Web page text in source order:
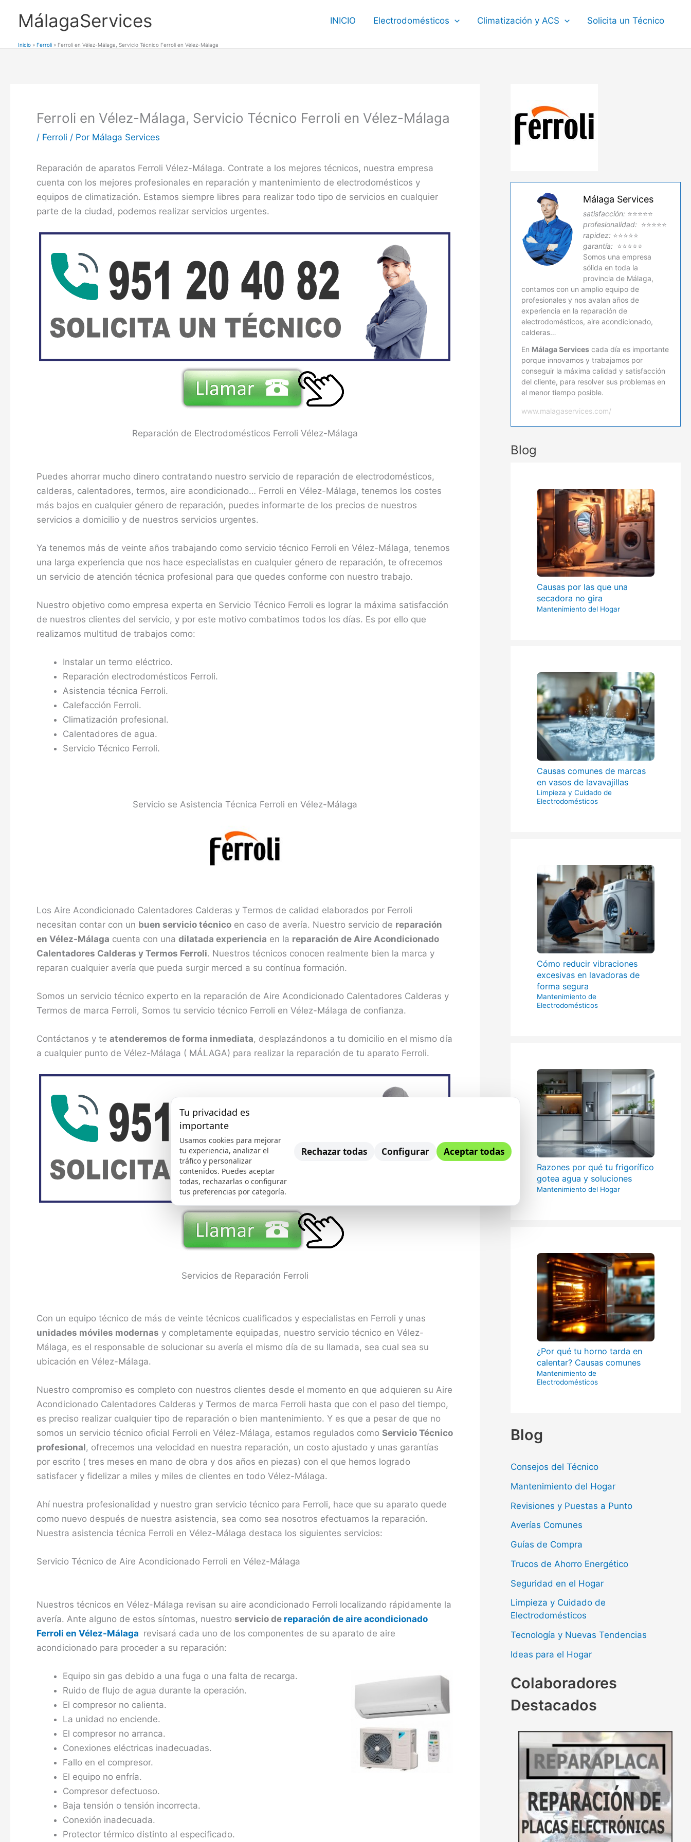
MálagaServices INICIO Electrodomésticos Climatización y ACS Solicita un Técnico
Inicio Ferroli Ferroli en Vélez-Málaga, Servicio Técnico Ferroli en Vélez-Málaga
Ferroli en Vélez-Málaga, Servicio Técnico Ferroli en Vélez-Málaga
/ Ferroli / Por Málaga Services
Reparación de aparatos Ferroli Vélez-Málaga. Contrate a los mejores técnicos, nuestra empresa
cuenta con los mejores profesionales en reparación y mantenimiento de electrodomésticos y
equipos de climatización. Estamos siempre libres para realizar todo tipo de servicios en cualquier
parte de la ciudad, podemos realizar servicios urgentes.
Reparación de Electrodomésticos Ferroli Vélez-Málaga
Puedes ahorrar mucho dinero contratando nuestro servicio de reparación de electrodomésticos,
calderas, calentadores, termos, aire acondicionado… Ferroli en Vélez-Málaga, tenemos los costes
más bajos en cualquier género de reparación, puedes informarte de los precios de nuestros
servicios a domicilio y de nuestros servicios urgentes.
Ya tenemos más de veinte años trabajando como servicio técnico Ferroli en Vélez-Málaga, tenemos
una larga experiencia que nos hace especialistas en cualquier género de reparación, te ofrecemos
un servicio de atención técnica profesional para que quedes conforme con nuestro trabajo.
Nuestro objetivo como empresa experta en Servicio Técnico Ferroli es lograr la máxima satisfacción
de nuestros clientes del servicio, y por este motivo combatimos todos los días. Es por ello que
realizamos multitud de trabajos como:
Instalar un termo eléctrico.
Reparación electrodomésticos Ferroli.
Asistencia técnica Ferroli.
Calefacción Ferroli.
Climatización profesional.
Calentadores de agua.
Servicio Técnico Ferroli.
Servicio se Asistencia Técnica Ferroli en Vélez-Málaga
Los Aire Acondicionado Calentadores Calderas y Termos de calidad elaborados por Ferroli
necesitan contar con un buen servicio técnico en caso de avería. Nuestro servicio de reparación
en Vélez-Málaga cuenta con una dilatada experiencia en la reparación de Aire Acondicionado
Calentadores Calderas y Termos Ferroli. Nuestros técnicos conocen realmente bien la marca y
reparan cualquier avería que pueda surgir merced a su contínua formación.
Somos un servicio técnico experto en la reparación de Aire Acondicionado Calentadores Calderas y
Termos de marca Ferroli, Somos tu servicio técnico Ferroli en Vélez-Málaga de confianza.
Contáctanos y te atenderemos de forma inmediata, desplazándonos a tu domicilio en el mismo día
a cualquier punto de Vélez-Málaga ( MÁLAGA) para realizar la reparación de tu aparato Ferroli.
Servicios de Reparación Ferroli
Con un equipo técnico de más de veinte técnicos cualificados y especialistas en Ferroli y unas
unidades móviles modernas y completamente equipadas, nuestro servicio técnico en Vélez-
Málaga, es el responsable de solucionar su avería el mismo día de su llamada, sea cual sea su
ubicación en Vélez-Málaga.
Nuestro compromiso es completo con nuestros clientes desde el momento en que adquieren su Aire
Acondicionado Calentadores Calderas y Termos de marca Ferroli hasta que con el paso del tiempo,
es preciso realizar cualquier tipo de reparación o bien mantenimiento. Y es que a pesar de que no
somos un servicio técnico oficial Ferroli en Vélez-Málaga, estamos regulados como Servicio Técnico
profesional, ofrecemos una velocidad en nuestra reparación, un costo ajustado y unas garantías
por escrito ( tres meses en mano de obra y dos años en piezas) con el que hemos logrado
satisfacer y fidelizar a miles y miles de clientes en todo Vélez-Málaga.
Ahí nuestra profesionalidad y nuestro gran servicio técnico para Ferroli, hace que su aparato quede
como nuevo después de nuestra asistencia, sea como sea nosotros efectuamos la reparación.
Nuestra asistencia técnica Ferroli en Vélez-Málaga destaca los siguientes servicios:
Servicio Técnico de Aire Acondicionado Ferroli en Vélez-Málaga
Nuestros técnicos en Vélez-Málaga revisan su aire acondicionado Ferroli localizando rápidamente la
avería. Ante alguno de estos síntomas, nuestro servicio de reparación de aire acondicionado
Ferroli en Vélez-Málaga revisará cada uno de los componentes de su aparato de aire
acondicionado para proceder a su reparación:
Equipo sin gas debido a una fuga o una falta de recarga.
Ruido de flujo de agua durante la operación.
El compresor no calienta.
La unidad no enciende.
El compresor no arranca.
Conexiones eléctricas inadecuadas.
Fallo en el compresor.
El equipo no enfría.
Compresor defectuoso.
Baja tensión o tensión incorrecta.
Conexión inadecuada.
Protector térmico distinto al especificado.
Málaga Services
satisfacción: ⭐⭐⭐⭐⭐
profesionalidad: ⭐⭐⭐⭐⭐
rapidez: ⭐⭐⭐⭐⭐
garantía: ⭐⭐⭐⭐⭐
Somos una empresa
sólida en toda la
provincia de Málaga,
contamos con un amplio equipo de
profesionales y nos avalan años de
experiencia en la reparación de
electrodomésticos, aire acondicionado,
calderas…
En Málaga Servicescada día es importante
porque innovamos y trabajamos por
conseguir la máxima calidad y satisfacción
del cliente, para resolver sus problemas en
el menor tiempo posible.
www.malagaservices.com/
Blog
Causas por las que una
secadora no gira
Mantenimiento del Hogar
Causas comunes de marcas
en vasos de lavavajillas
Limpieza y Cuidado de
Electrodomésticos
Cómo reducir vibraciones
excesivas en lavadoras de
forma segura
Mantenimiento de
Electrodomésticos
Razones por qué tu frigorífico
gotea agua y soluciones
Mantenimiento del Hogar
¿Por qué tu horno tarda en
calentar? Causas comunes
Mantenimiento de
Electrodomésticos
Blog
Consejos del Técnico
Mantenimiento del Hogar
Revisiones y Puestas a Punto
Averías Comunes
Guías de Compra
Trucos de Ahorro Energético
Seguridad en el Hogar
Limpieza y Cuidado de
Electrodomésticos
Tecnología y Nuevas Tendencias
Ideas para el Hogar
Colaboradores
Destacados
Tu privacidad es
importante
Usamos cookies para mejorar
tu experiencia, analizar el
tráfico y personalizar
contenidos. Puedes aceptar
todas, rechazarlas o configurar
tus preferencias por categoría.
Rechazar todas Configurar Aceptar todas